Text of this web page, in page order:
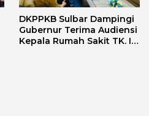
DKPPKB Sulbar Dampingi
Gubernur Terima Audiensi
Kepala Rumah Sakit TK. III